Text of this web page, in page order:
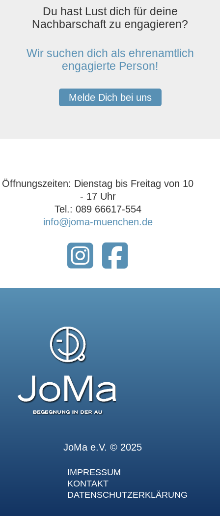
Du hast Lust dich für deine
Nachbarschaft zu engagieren?
Wir suchen dich als ehrenamtlich
engagierte Person!
Melde Dich bei uns
Öffnungszeiten: ‍Dienstag bis Freitag von 10
- 17 Uhr‍
Tel.: 089 66617-554
info@joma-muenchen.de
JoMa e.V. © 2025
IMPRESSUM
KONTAKT
DATENSCHUTZERKLÄRUNG